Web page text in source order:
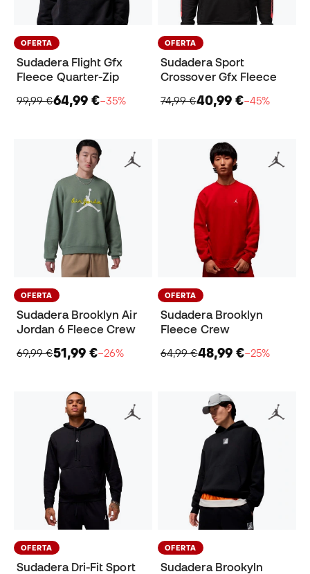
OFERTA
Sudadera Flight Gfx
Fleece Quarter-Zip
99,99 €64,99 €−35%
OFERTA
Sudadera Sport
Crossover Gfx Fleece
74,99 €40,99 €−45%
OFERTA
Sudadera Brooklyn Air
Jordan 6 Fleece Crew
69,99 €51,99 €−26%
OFERTA
Sudadera Brooklyn
Fleece Crew
64,99 €48,99 €−25%
OFERTA
Sudadera Dri-Fit Sport
OFERTA
Sudadera Brookyln